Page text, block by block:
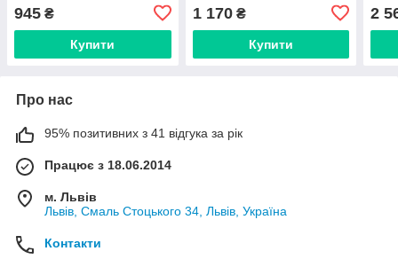
945 ₴
Купити
1 170₴
Купити
2
Про нас
95% позитивних з 41 відгука за рік
Працює з 18.06.2014
м. Львів
Львів, Смаль Стоцького 34, Львів, Україна
Контакти